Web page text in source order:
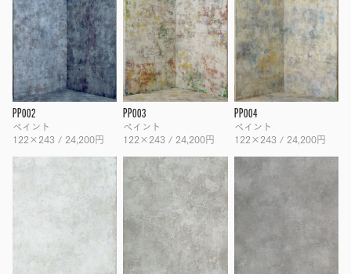
PP002
ペイント
122×243 / 24,200円
PP003
ペイント
122×243 / 24,200円
PP004
ペイント
122×243 / 24,200円